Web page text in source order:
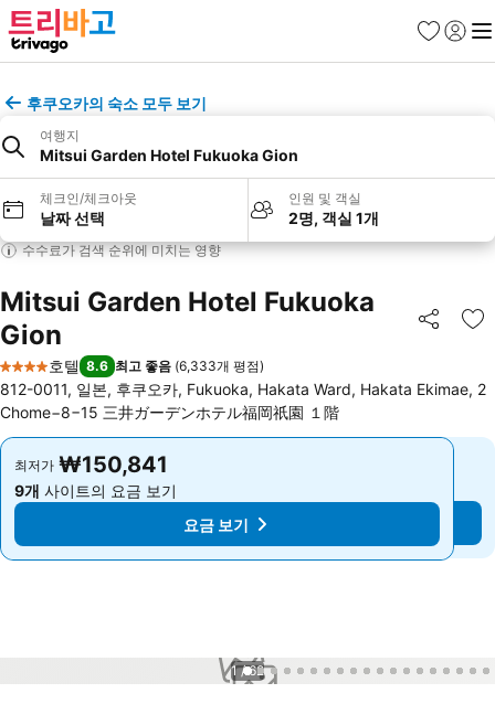
즐겨찾기
로그인
메
후쿠오카의 숙소 모두 보기
여행지
Mitsui Garden Hotel Fukuoka Gion
체크인/체크아웃
날짜 선택
인원 및 객실
2명, 객실 1개
수수료가 검색 순위에 미치는 영향
Mitsui Garden Hotel Fukuoka
Gion
공유 즐
4 성급
호텔 8.6 최고 좋음 (6,333개 평점)
812-0011, 일본, 후쿠오카, Fukuoka, Hakata Ward, Hakata Ekimae, 2
Chome−8−15 三井ガーデンホテル福岡祇園 １階
최저가 ₩150,841
9개 사이트의 요금 보기
요금 보기
최저가 ₩150,841
9개 사이트의 요금 보기
요금 보기
1 / 62